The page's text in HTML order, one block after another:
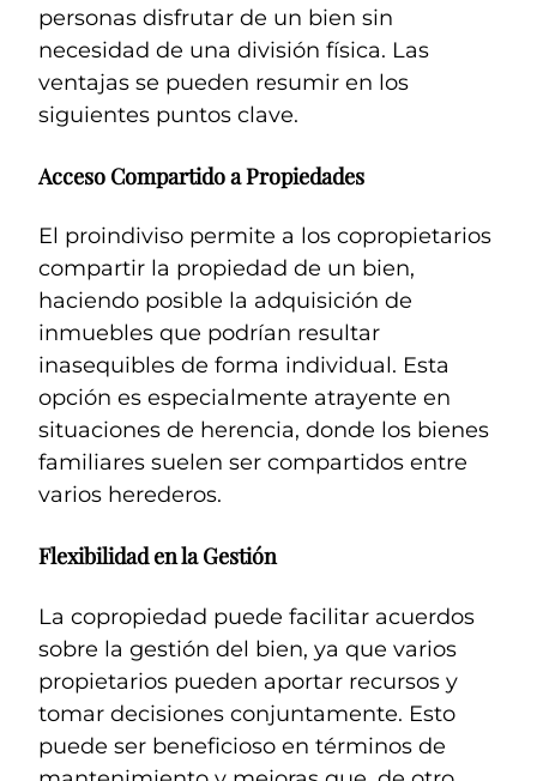
personas disfrutar de un bien sin
necesidad de una división física. Las
ventajas se pueden resumir en los
siguientes puntos clave.
Acceso Compartido a Propiedades
El proindiviso permite a los copropietarios
compartir la propiedad de un bien,
haciendo posible la adquisición de
inmuebles que podrían resultar
inasequibles de forma individual. Esta
opción es especialmente atrayente en
situaciones de herencia, donde los bienes
familiares suelen ser compartidos entre
varios herederos.
Flexibilidad en la Gestión
La copropiedad puede facilitar acuerdos
sobre la gestión del bien, ya que varios
propietarios pueden aportar recursos y
tomar decisiones conjuntamente. Esto
puede ser beneficioso en términos de